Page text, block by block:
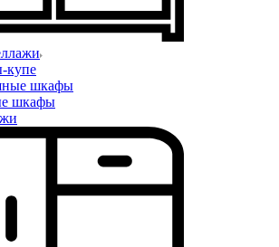
шкафы
шкафы